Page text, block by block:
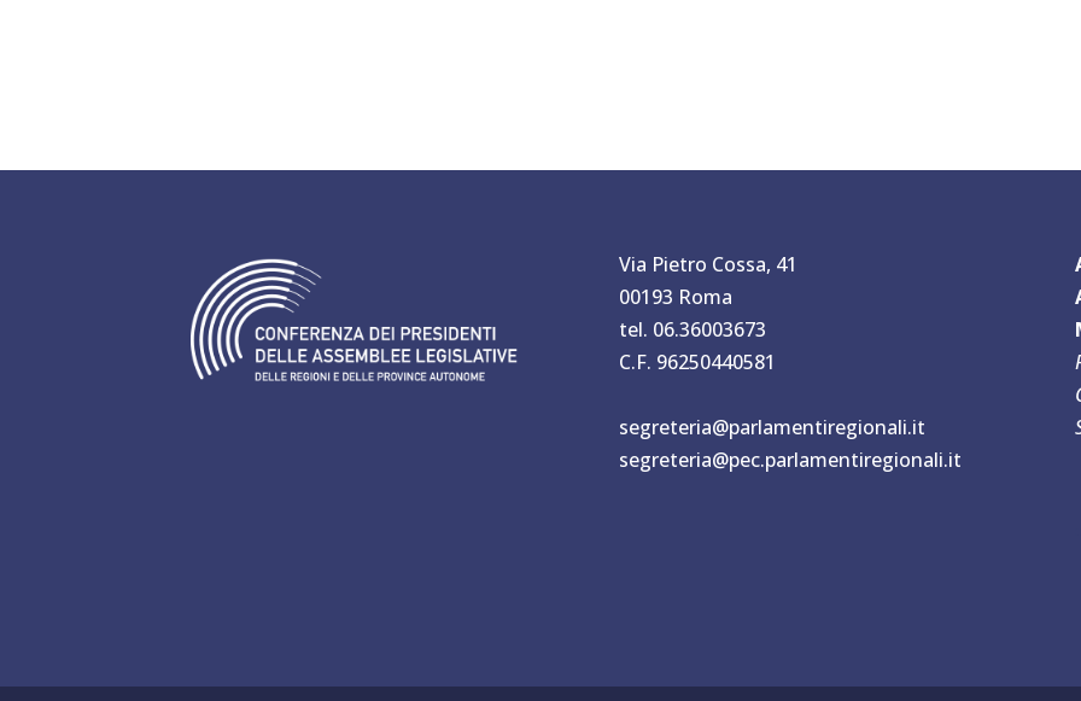
Via Pietro Cossa, 41
00193 Roma
tel. 06.36003673
C.F. 96250440581
segreteria@parlamentiregionali.it
segreteria@pec.parlamentiregionali.it